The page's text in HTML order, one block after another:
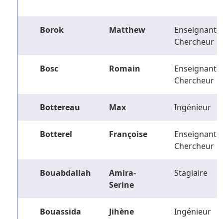
Borok Matthew
Enseignant-
Chercheur
Bosc Romain
Enseignant-
Chercheur
Bottereau Max Ingénieur
Botterel Françoise
Enseignant-
Chercheur
Bouabdallah
Amira-
Serine
Stagiaire
Bouassida Jihène Ingénieur